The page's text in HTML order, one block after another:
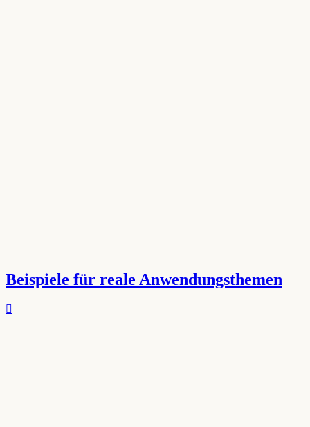
Beispiele für reale Anwendungsthemen